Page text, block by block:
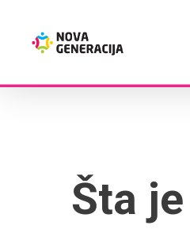
sadržaj
Šta je